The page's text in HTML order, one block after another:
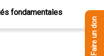
fondamentales
Faire un don